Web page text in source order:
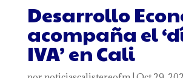
Desarrollo
acompaña el
IVA’ en Cali